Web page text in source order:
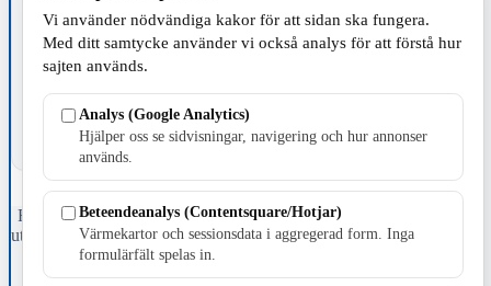
TILLVERKNING
Fristående webbtidningsföretag grundat 1991 som sedan 2002 ger
ut tidningen Skillingaryd.nu och 2010 lanserades Värnamo.nu. Från
april 2026 omfattar Skillingaryd.nu tre kommuner: Gnosjö,
Värnamo och Vaggeryds kommun.
Vi använder nödvändiga kakor för att sidan ska fungera.
Med ditt samtycke använder vi också analys för att förstå hur
sajten används.
Analys (Google Analytics)
Hjälper oss se sidvisningar, navigering och hur annonser
används.
Beteendeanalys (Contentsquare/Hotjar)
Värmekartor och sessionsdata i aggregerad form. Inga
formulärfält spelas in.